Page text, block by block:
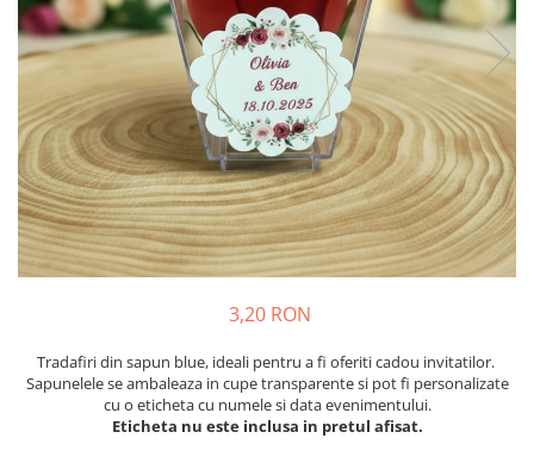
Meniuri & nr de BOTEZ
Plicuri si cartoane pentru INVITATII
TAVA pentru MOT
Cruciulite de BOTEZ
Invitatii BANCHET
Baloane & decoratiuni BOTEZ
Trusouri & Lumanari Botez
Pahare Miri & Nasi
Cocarde nunta
Inmormatare/pomana
Meniuri pentru NUNTA
Decoratiuni NUNTA
3,20 RON
Tradafiri din sapun blue, ideali pentru a fi oferiti cadou invitatilor.
Sapunelele se ambaleaza in cupe transparente si pot fi personalizate
cu o eticheta cu numele si data evenimentului.
Eticheta nu este inclusa in pretul afisat.